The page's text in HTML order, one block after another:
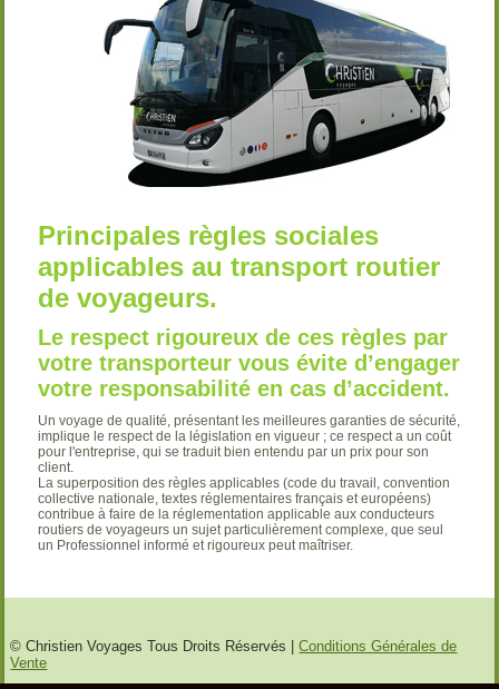
Principales règles sociales
applicables au transport routier
de voyageurs.
Le respect rigoureux de ces règles par
votre transporteur vous évite d’engager
votre responsabilité en cas d’accident.
Un voyage de qualité, présentant les meilleures garanties de sécurité,
implique le respect de la législation en vigueur ; ce respect a un coût
pour l'entreprise, qui se traduit bien entendu par un prix pour son
client.
La superposition des règles applicables (code du travail, convention
collective nationale, textes réglementaires français et européens)
contribue à faire de la réglementation applicable aux conducteurs
routiers de voyageurs un sujet particulièrement complexe, que seul
un Professionnel informé et rigoureux peut maîtriser.
© Christien Voyages Tous Droits Réservés |Conditions Générales de
Vente